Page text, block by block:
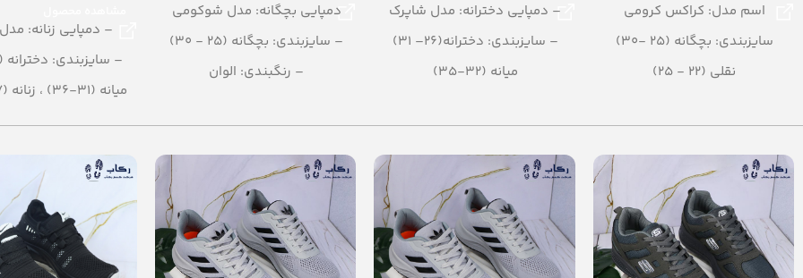
اسم مدل: کراکس کرومی
سایزبندی: بچگانه (25 -30)
نقلی (22 - 25)
تعداد در کارتن: 24 جفت
– دمپایی دخترانه: مدل شاپرک
– سایزبندی: دخترانه(26– 31)
میانه (32-35)
– تعداد در کارتن:24 جفت
– جنس: PU
دمپایی بچگانه: مدل شوکومی
– سایزبندی: بچگانه (25 - 30)
– رنگبندی: الوان
– جنس: evasoft
– دمپایی زنانه:
– سایزبندی: دخترانه (25-
میانه (31-36) ، زنانه (37 – 40)
– رنگبندی:
– تعداد در کارتن: 24 جفت
– جنس: Airblowing